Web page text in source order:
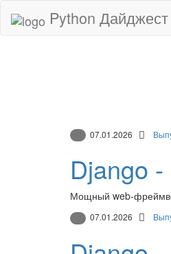
Python Дайджест
07.01.2026
Django
Мощный web-
07.01.2026